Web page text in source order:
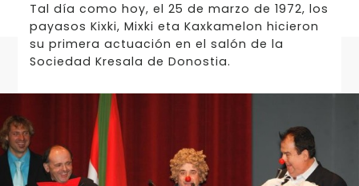
Tal día como hoy, el 25 de marzo de 1972, los
payasos Kixki, Mixki eta Kaxkamelon hicieron
su primera actuación en el salón de la
Sociedad Kresala de Donostia.